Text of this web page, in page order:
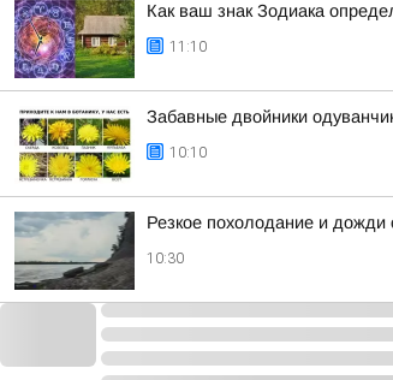
Как ваш знак Зодиака
11:10
Забавные двойники
10:10
Резкое похолодание и
10:30